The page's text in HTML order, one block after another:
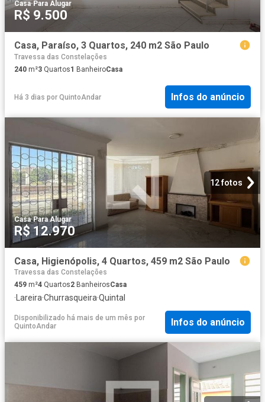
Casa· Para Alugar
R$ 9.500
Casa, Paraíso, 3 Quartos, 240 m2 São Paulo
Travessa das Constelações
240 m²3 Quartos1 BanheiroCasa
Há 3 dias por QuintoAndar Infos do anúncio
12 fotos
Casa·Para Alugar
R$ 12.970
Casa, Higienópolis, 4 Quartos, 459 m2 São Paulo
Travessa das Constelações
459 m²4 Quartos2 BanheirosCasa
·Lareira·Churrasqueira·Quintal
Disponibilizado há mais de um mês por
QuintoAndar
Infos do anúncio